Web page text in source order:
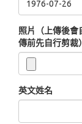
照片（上傳後會
傳前先自行剪裁）
英文姓名